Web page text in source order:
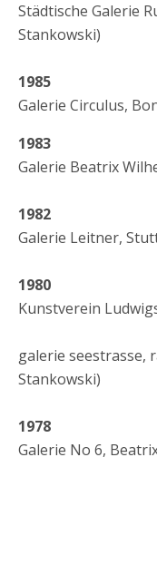
Städtische Galerie
Stankowski)
1985
Galerie Circulus,
1983
Galerie Beatrix
1982
Galerie Leitner,
1980
Kunstverein
galerie seestrasse,
Stankowski)
1978
Galerie No 6,